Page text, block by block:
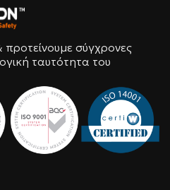
σύγχρονες
ταυτότητα του